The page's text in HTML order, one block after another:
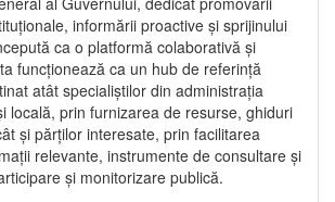
informării proactive și sprijinului
ca o platformă colaborativă și
funcționează ca un hub de referință
atât specialiștilor din administrația
locală, prin furnizarea de resurse, ghiduri
și părților interesate, prin facilitarea
relevante, instrumente de consultare și
și monitorizare publică.